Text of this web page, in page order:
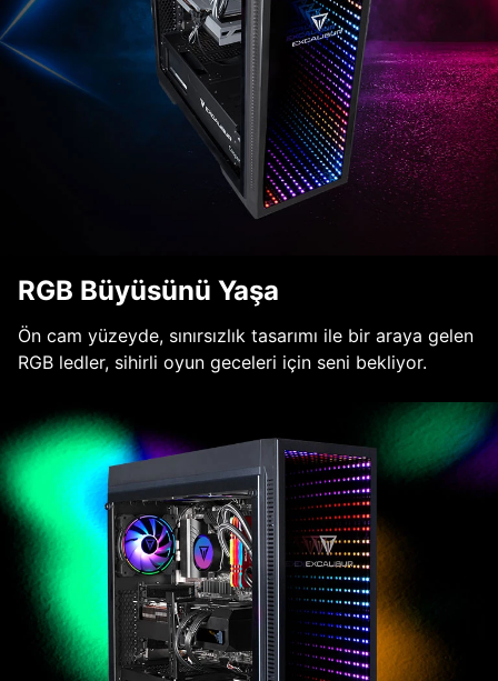
RGB Büyüsünü Yaşa
Ön cam yüzeyde, sınırsızlık tasarımı ile bir araya gelen
RGB ledler, sihirli oyun geceleri için seni bekliyor.